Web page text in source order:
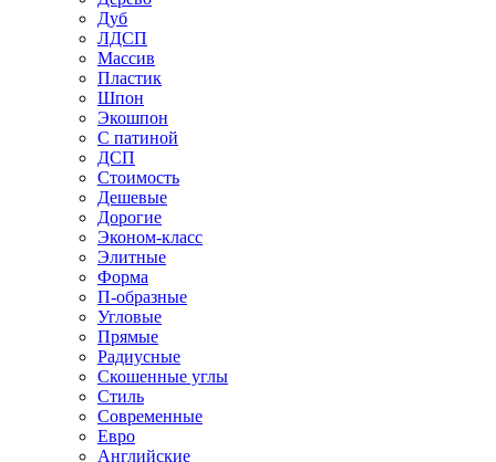
Дуб
ЛДСП
Массив
Пластик
Шпон
Экошпон
С патиной
ДСП
Стоимость
Дешевые
Дорогие
Эконом-класс
Элитные
Форма
П-образные
Угловые
Прямые
Радиусные
Скошенные углы
Стиль
Современные
Евро
Английские